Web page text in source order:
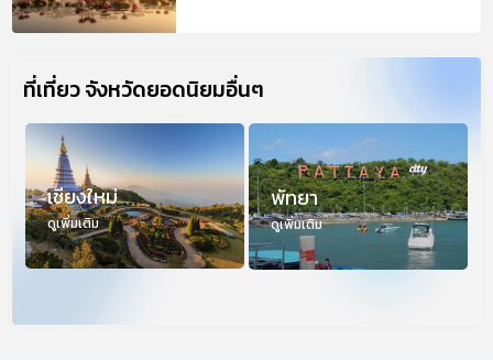
ที่เที่ยว จังหวัดยอดนิยมอื่นๆ
เชียงใหม่
ดูเพิ่มเติม
พัทยา
ดูเพิ่มเติม